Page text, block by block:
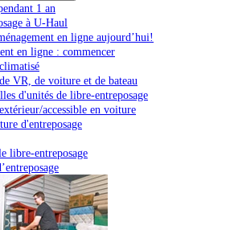
1 an
à U-Haul
en ligne aujourd’hui!
en ligne : commencer
VR, de voiture et de bateau
d'unités de libre-entreposage
accessible en voiture
d'entreposage
libre-entreposage